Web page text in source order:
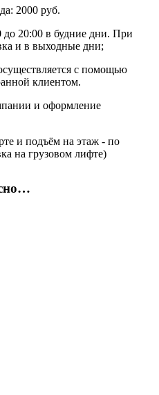
2000 руб.
до 20:00 в будние дни. При
и в выходные дни;
с помощью
клиентом.
и оформление
и подъём на этаж - по
на грузовом лифте)